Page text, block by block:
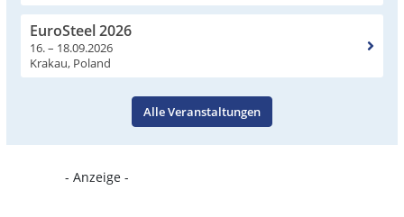
EuroSteel 2026
16. – 18.09.2026
Krakau, Poland
Alle Veranstaltungen
- Anzeige -